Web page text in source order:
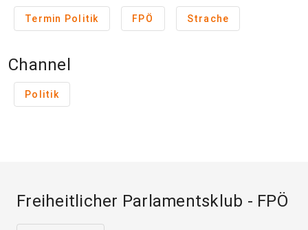
Termin Politik FPÖ Strache
Channel
Politik
Freiheitlicher Parlamentsklub - FPÖ